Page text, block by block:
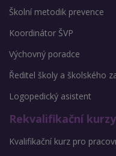
Školní metodik prevence
Koordinátor ŠVP
Výchovný poradce
Ředitel školy a školského
Logopedický asistent
Rekvalifikační kurzy
Kvalifikační kurz pro